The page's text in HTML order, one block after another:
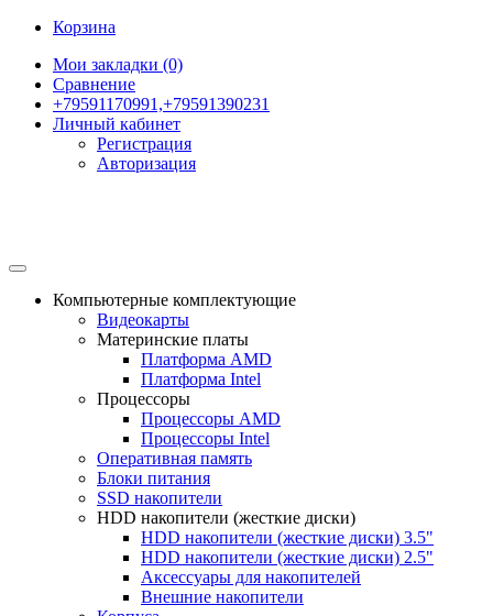
Корзина
Мои закладки (0)
Сравнение
+79591170991,+79591390231
Личный кабинет
Регистрация
Авторизация
Компьютерные комплектующие
Видеокарты
Материнские платы
Платформа AMD
Платформа Intel
Процессоры
Процессоры AMD
Процессоры Intel
Оперативная память
Блоки питания
SSD накопители
HDD накопители (жесткие диски)
HDD накопители (жесткие диски) 3.5"
HDD накопители (жесткие диски) 2.5"
Аксессуары для накопителей
Внешние накопители